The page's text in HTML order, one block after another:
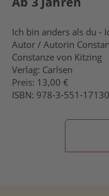
Ich bin anders als du -
Autor / Autorin
Constanze von Kitzing
Verlag: Carlsen
Preis: 13,00 €
ISBN: 978-3-551-